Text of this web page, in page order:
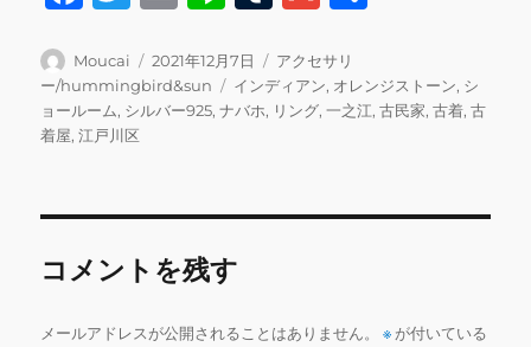
c
e
b
o
k
it
te
r
ai
l
e
m
bl
ai
l
投
稿
者
Moucai
投
稿
日:
2021年12月7日
カ
テ
ゴ
アクセサリ
ー/hummingbird&sun
タ
グ
インディアン, オレンジストーン, シ
ョールーム, シルバー925,ナバホ, リング,一之江,古民家,古着,古
着屋,江戸川区
コメントを残す
メールアドレスが公開されることはありません。 ※ が付いている